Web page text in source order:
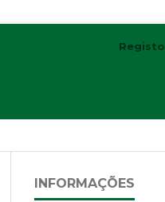
Registo
INFORMAÇÕES